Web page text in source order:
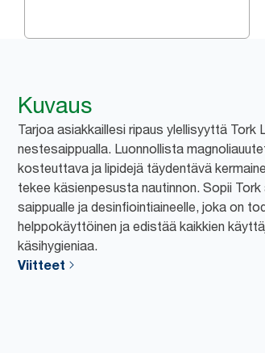
Kuvaus
Tarjoa asiakkaillesi ripaus ylellisyyttä Tork
nestesaippualla. Luonnollista
kosteuttava ja lipidejä täydentävä
tekee käsienpesusta nautinnon. Sopii
saippualle ja desinfiointiaineelle, joka on
helppokäyttöinen ja edistää kaikkien
käsihygieniaa.
Viitteet